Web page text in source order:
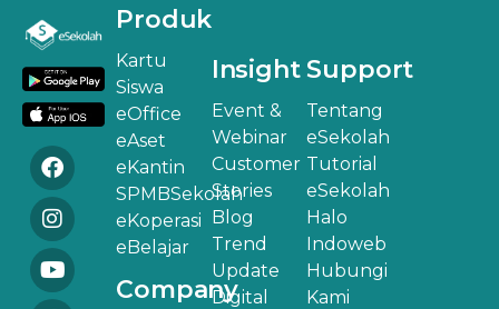
Produk
Kartu
Siswa
eOffice
eAset
eKantin
SPMBSekolah
eKoperasi
eBelajar
Company
Insight
Event &
Webinar
Customer
Stories
Blog
Trend
Update
Digital
Support
Tentang
eSekolah
Tutorial
eSekolah
Halo
Indoweb
Hubungi
Kami